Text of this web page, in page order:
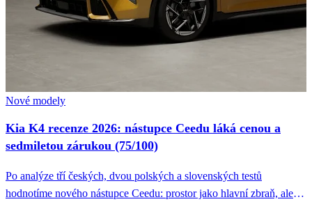
Nové modely
Kia K4 recenze 2026: nástupce Ceedu láká cenou a
sedmiletou zárukou (75/100)
Po analýze tří českých, dvou polských a slovenských testů
hodnotíme nového nástupce Ceedu: prostor jako hlavní zbraň, ale